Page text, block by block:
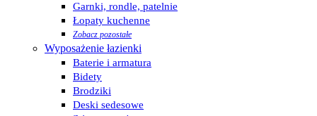
Garnki, rondle, patelnie
Łopaty kuchenne
Zobacz pozostałe
Wyposażenie łazienki
Baterie i armatura
Bidety
Brodziki
Deski sedesowe